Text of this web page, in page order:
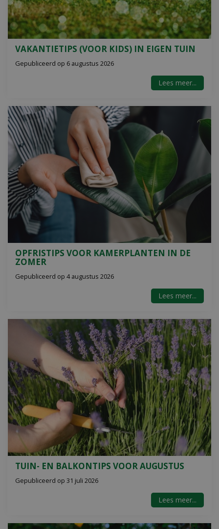
VAKANTIETIPS (VOOR KIDS) IN EIGEN TUIN
Gepubliceerd op 6 augustus 2026
Lees meer...
OPFRISTIPS VOOR KAMERPLANTEN IN DE
ZOMER
Gepubliceerd op 4 augustus 2026
Lees meer...
TUIN- EN BALKONTIPS VOOR AUGUSTUS
Gepubliceerd op 31 juli 2026
Lees meer...